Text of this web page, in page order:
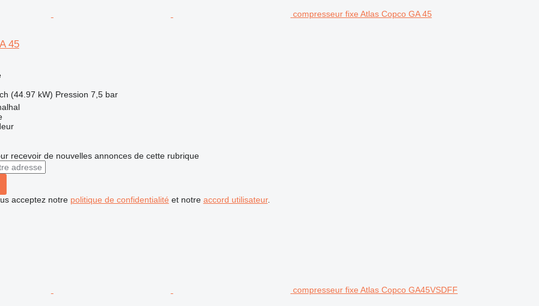
compresseur fixe Atlas Copco GA 45
45
(44.97 kW) Pression 7,5 bar
recevoir de nouvelles annonces de cette rubrique
acceptez notre politique de confidentialité et notre accord utilisateur.
compresseur fixe Atlas Copco GA45VSDFF